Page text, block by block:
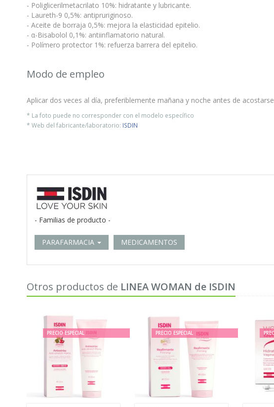
- Poliglicerilmetacrilato 10%: hidratante y lubricante.
- Laureth-9 0,5%: antipruriginoso.
- Aceite de borraja 0,5%: mejora la elasticidad epitelio.
- α-Bisabolol 0,1%: antiinflamatorio natural.
- Polímero protector 1%: refuerza barrera del epitelio.
Modo de empleo
Aplicar dos veces al día, preferiblemente mañana y noche antes de
* La foto puede no corresponder con el modelo específico
* Web del fabricante/laboratorio: ISDIN
- Familias de producto -
PARAFARMACIA MEDICAMENTOS
Otros productos de LINEA WOMAN de ISDIN
PRECIO ESPECIAL PRECIO ESPECIAL